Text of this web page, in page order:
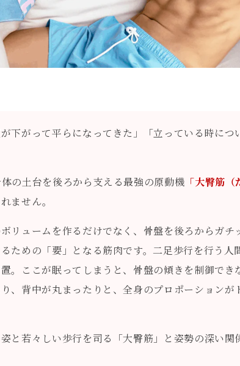
が下がって平らになってきた」「立っている時につ
の土台を後ろから支える最強の原動機 「大臀筋（
ません。
リュームを作るだけでなく、骨盤を後ろからガチ
ための「要」となる筋肉です。二足歩行を行う人
。ここが眠ってしまうと、骨盤の傾きを制御でき
、背中が丸まったりと、全身のプロポーションが
と若々しい歩行を司る「大臀筋」と姿勢の深い関